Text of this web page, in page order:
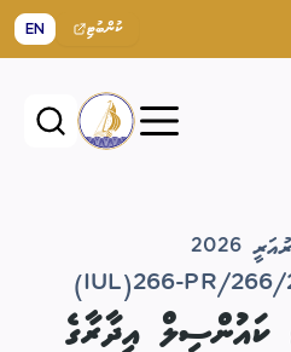
ކުންބުޓި EN
(IUL)266-PR/
ކައުންސިލް އިދާރާގެ